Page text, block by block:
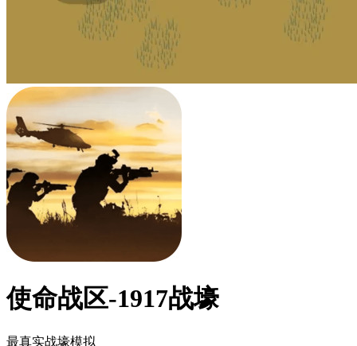
使命战区-1917战壕
最真实战壕模拟